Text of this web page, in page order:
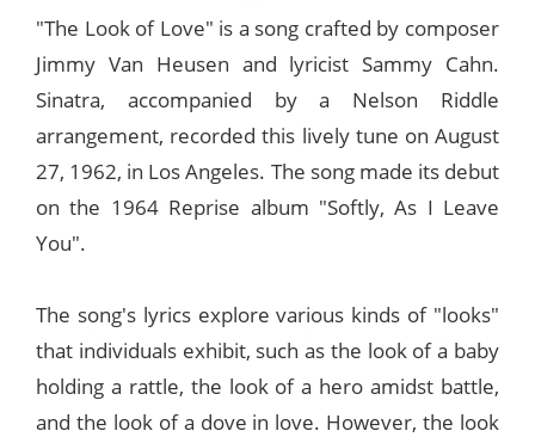
"The Look of Love" is a song crafted by composer
Jimmy Van Heusen and lyricist Sammy Cahn.
Sinatra, accompanied by a Nelson Riddle
arrangement, recorded this lively tune on August
27, 1962, in Los Angeles. The song made its debut
on the 1964 Reprise album "Softly, As I Leave
You".
The song's lyrics explore various kinds of "looks"
that individuals exhibit, such as the look of a baby
holding a rattle, the look of a hero amidst battle,
and the look of a dove in love. However, the look